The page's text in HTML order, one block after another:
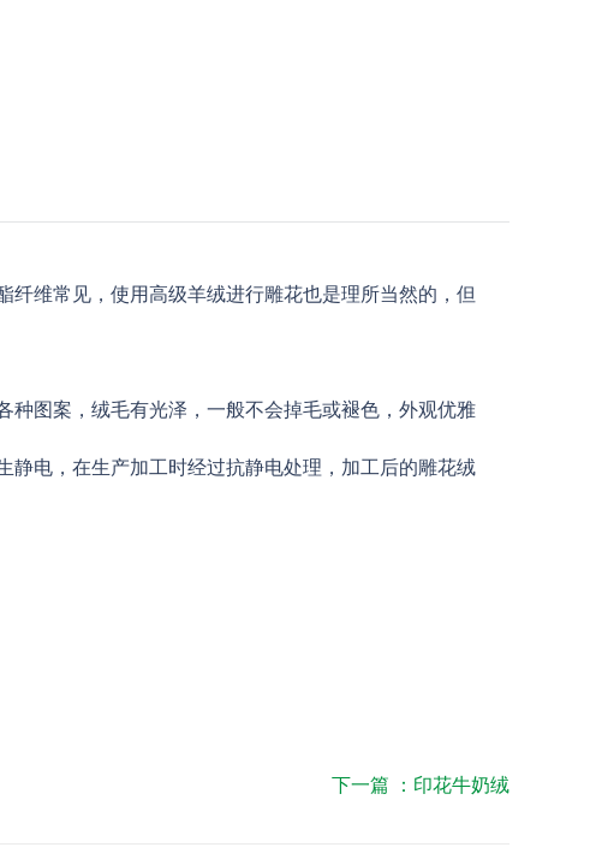
维常见，使用高级羊绒进行雕花也是理所当然的，但
种图案，绒毛有光泽，一般不会掉毛或褪色，外观优雅
静电，在生产加工时经过抗静电处理，加工后的雕花绒
下一篇 ： 印花牛奶绒